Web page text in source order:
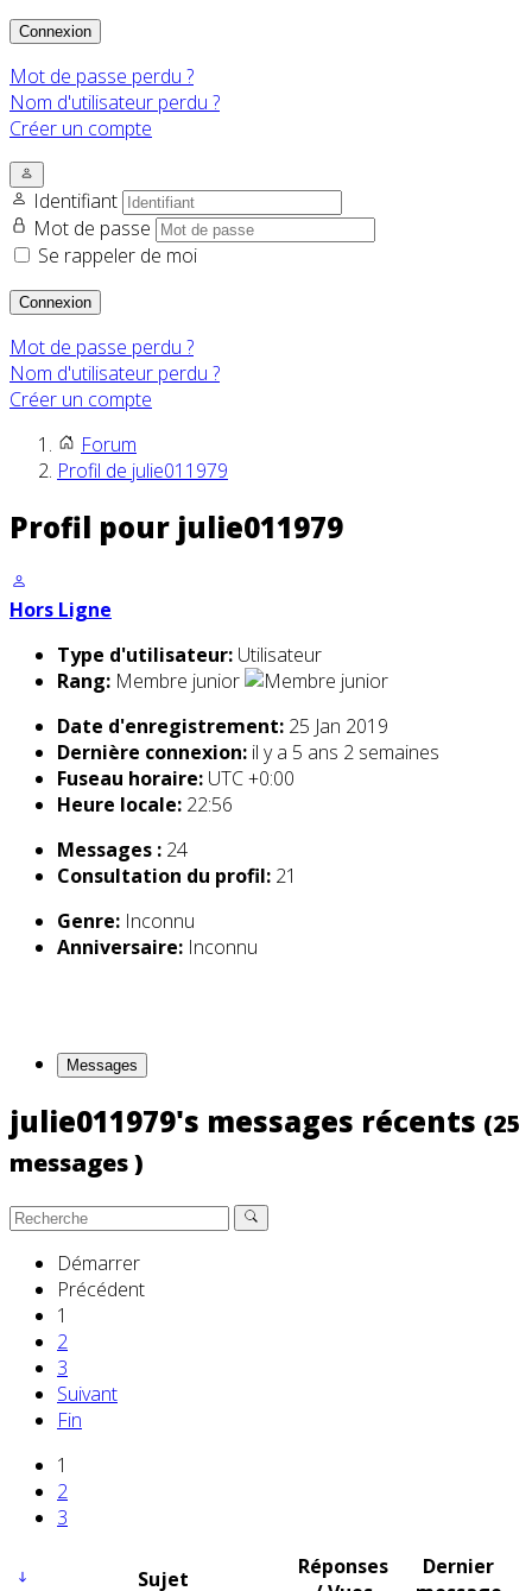
Connexion
Mot de passe perdu ?
Nom d'utilisateur perdu ?
Créer un compte
Identifiant
Mot de passe
Se rappeler de moi
Connexion
Mot de passe perdu ?
Nom d'utilisateur perdu ?
Créer un compte
Forum
Profil de julie011979
Profil pour julie011979
Hors Ligne
Type d'utilisateur: Utilisateur
Rang: Membre junior
Date d'enregistrement: 25 Jan 2019
Dernière connexion: il y a 5 ans 2 semaines
Fuseau horaire: UTC +0:00
Heure locale: 22:56
Messages : 24
Consultation du profil: 21
Genre: Inconnu
Anniversaire: Inconnu
Messages
julie011979's messages récents (25
messages )
Démarrer
Précédent
1
2
3
Suivant
Fin
1
2
3
Sujet
Réponses
Dernier